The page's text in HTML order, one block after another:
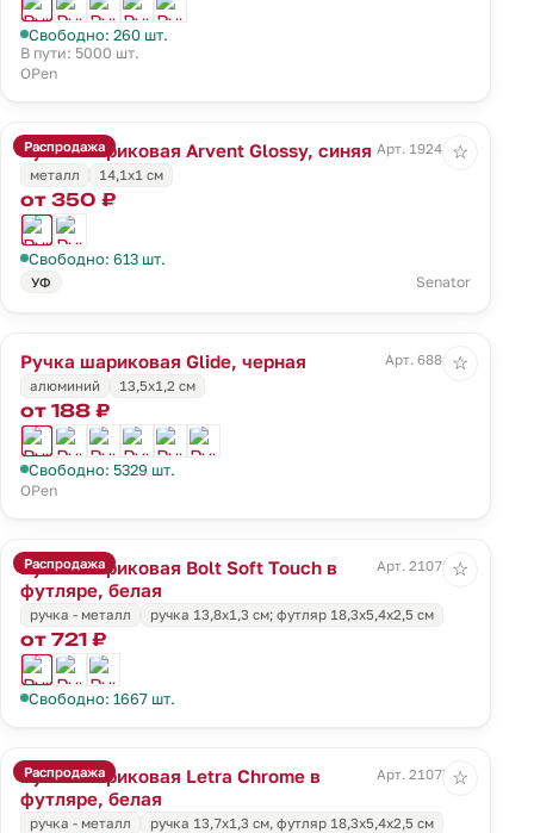
Свободно: 260 шт.
В пути: 5000 шт.
OPen
Распродажа
Ручка шариковая Arvent Glossy, синяя Арт. 19241.40
металл
14,1х1 см
от 350 ₽
Свободно: 613 шт.
УФ Senator
☆
Ручка шариковая Glide, черная
Арт. 6886.30
алюминий
13,5х1,2 см
от 188 ₽
Свободно: 5329 шт.
OPen
☆
Распродажа
Ручка шариковая Bolt Soft Touch в
футляре, белая
Арт. 21072.60
ручка - металл ручка 13,8х1,3 см; футляр 18,3х5,4х2,5 см
от 721 ₽
Свободно: 1667 шт.
☆
Распродажа
Ручка шариковая Letra Chrome в
футляре, белая
Арт. 21075.60
ручка - металл ручка 13,7х1,3 см, футляр 18,3х5,4х2,5 см
☆